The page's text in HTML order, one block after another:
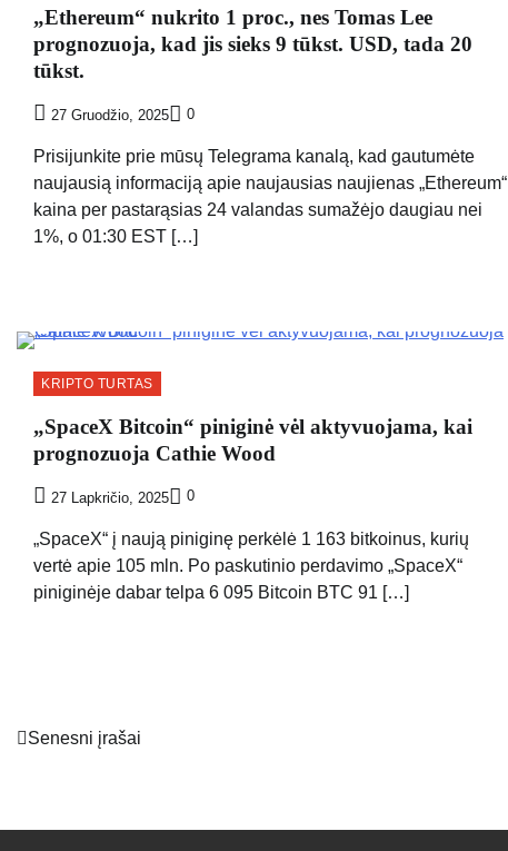
„Ethereum“ nukrito 1 proc., nes Tomas Lee
prognozuoja, kad jis sieks 9 tūkst. USD, tada 20
tūkst.
27 Gruodžio, 2025 0
Prisijunkite prie mūsų Telegrama kanalą, kad gautumėte
naujausią informaciją apie naujausias naujienas „Ethereum“
kaina per pastarąsias 24 valandas sumažėjo daugiau nei
1%, o 01:30 EST […]
KRIPTO TURTAS
„SpaceX Bitcoin“ piniginė vėl aktyvuojama, kai
prognozuoja Cathie Wood
27 Lapkričio, 2025 0
„SpaceX“ į naują piniginę perkėlė 1 163 bitkoinus, kurių
vertė apie 105 mln. Po paskutinio perdavimo „SpaceX“
piniginėje dabar telpa 6 095 Bitcoin BTC 91 […]
Navigacija
įrašų
Senesni įrašai